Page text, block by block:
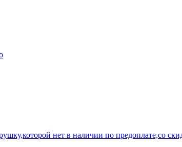
нет в наличии по предоплате,со